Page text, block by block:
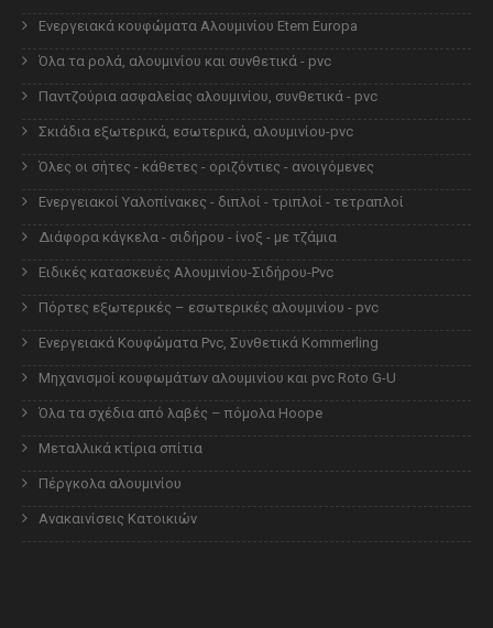
Ενεργειακά κουφώματα Αλουμινίου Etem Europa
Όλα τα ρολά, αλουμινίου και συνθετικά - pvc
Παντζούρια ασφαλείας αλουμινίου, συνθετικά - pvc
Σκιάδια εξωτερικά, εσωτερικά, αλουμινίου-pvc
Όλες οι σήτες - κάθετες - οριζόντιες - ανοιγόμενες
Ενεργειακοί Υαλοπίνακες - διπλοί - τριπλοί - τετραπλοί
Διάφορα κάγκελα - σιδήρου - ίνοξ - με τζάμια
Ειδικές κατασκευές Αλουμινίου-Σιδήρου-Pvc
Πόρτες εξωτερικές – εσωτερικές αλουμινίου - pvc
Ενεργειακά Κουφώματα Pvc, Συνθετικά Kommerling
Μηχανισμοί κουφωμάτων αλουμινίου και pvc Roto G-U
Όλα τα σχέδια από λαβές – πόμολα Hoope
Μεταλλικά κτίρια σπίτια
Πέργκολα αλουμινίου
Ανακαινίσεις Κατοικιών